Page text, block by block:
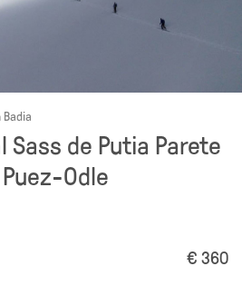
Sass de Putia Parete
Odle
€ 360